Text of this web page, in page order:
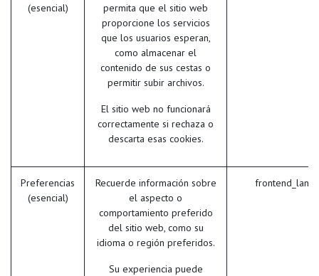
(esencial)
permita que el sitio web
proporcione los servicios
que los usuarios esperan,
como almacenar el
contenido de sus cestas o
permitir subir archivos.
El sitio web no funcionará
correctamente si rechaza o
descarta esas cookies.
Preferencias
(esencial)
Recuerde información sobre
el aspecto o
comportamiento preferido
del sitio web, como su
idioma o región preferidos.
Su experiencia puede
frontend_lang